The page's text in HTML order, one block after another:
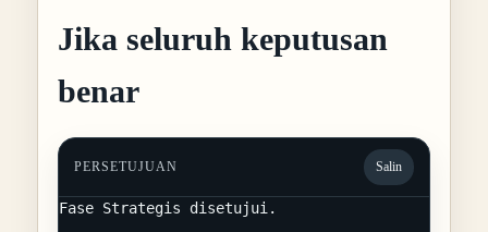
Jika seluruh keputusan
benar
PERSETUJUAN Salin
Fase Strategis disetujui.